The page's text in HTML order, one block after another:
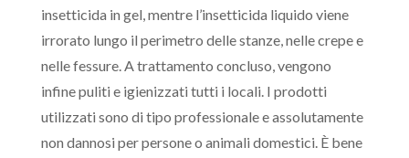
insetticida in gel, mentre l’insetticida liquido viene
irrorato lungo il perimetro delle stanze, nelle crepe e
nelle fessure. A trattamento concluso, vengono
infine puliti e igienizzati tutti i locali. I prodotti
utilizzati sono di tipo professionale e assolutamente
non dannosi per persone o animali domestici. È bene